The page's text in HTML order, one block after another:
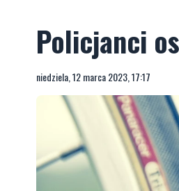
Policjanci
niedziela, 12 marca 2023, 17:17